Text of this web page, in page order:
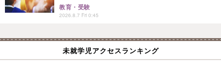
教育・受験
2026.8.7 Fri 0:45
未就学児アクセスランキング